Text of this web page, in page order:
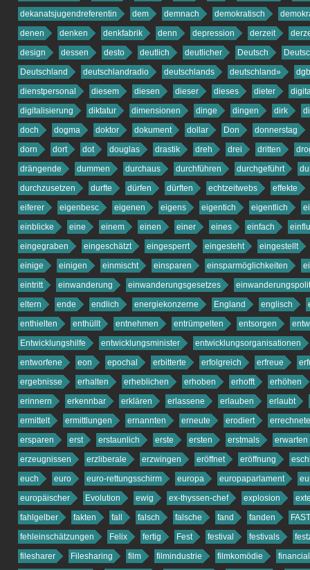
dekanatsjugendreferentin
dem demnach demokratisch
denen
denken denkfabrik denn depression derzeit
design
dessen desto deutlich deutlicher Deutsch
Deutschland
deutschlandradio deutschlands deutschland»
dgb
dienstpersonal
diesem diesen dieser dieses dieter
digitalisierung
diktatur dimensionen dinge dingen dirk
doch
dogma doktor dokument dollar Don
donnerstag
dorn
dort dot douglas drastik dreh drei dritten
drängende
dummen durchaus durchführen durchgeführt
durchzusetzen
durfte dürfen dürften echtzeitwebs
effekte
eiferer
eigenbesc eigenen eigens eigentich eigentlich
einblicke
eine einem einen einer eines einfach
eingegraben
eingeschätzt eingesperrt eingesteht
eingestellt
einige
einigen einmischt einsparen einsparmöglichkeiten
eintritt
einwanderung einwanderungsgesetzes
eltern
ende endlich energiekonzerne England englisch
enthielten
enthüllt entnehmen entrümpelten entsorgen
Entwicklungshilfe
entwicklungsminister
entwicklungsorganisationen
entworfene
eon epochal erbitterte erfolgreich erfreue
ergebnisse
erhalten erheblichen erhoben erhofft
erhöhen
erinnern
erkennbar erklären erlassene erlauben
erlaubt
ermittelt
ermittlungen ernannten erneute erodiert
errechnete
ersparen
erst erstaunlich erste ersten erstmals
erwarten
erzeugnissen
erzliberale erzwingen eröffnet eröffnung
euch
euro euro-rettungsschirm europa europaparlament
europäischer
Evolution ewig ex-thyssen-chef explosion
fahlgelber
fakten fall falsch falsche fand fanden
FAST
fehleinschätzungen
Felix fertig Fest festival festivals
filesharer
Filesharing film filmindustrie filmkomödie
financial